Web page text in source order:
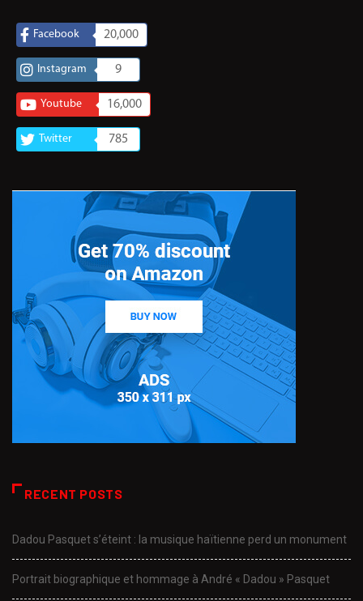
Facebook 20,000
Instagram 9
Youtube 16,000
Twitter 785
RECENT POSTS
Dadou Pasquet s’éteint : la musique haïtienne perd un monument
Portrait biographique et hommage à André « Dadou » Pasquet